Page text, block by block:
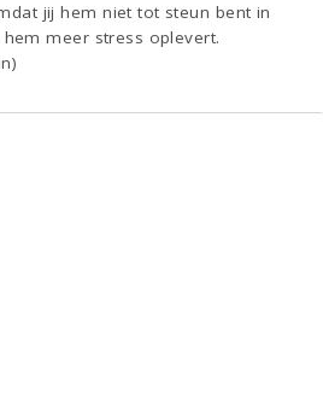
jij hem niet tot steun bent in
meer stress oplevert.